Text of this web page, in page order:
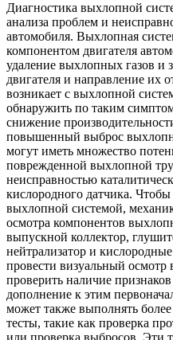
Диагностика выхлопной
анализа проблем и
автомобиля. Выхлопная
компонентом двигателя
удаление выхлопных газов и
двигателя и направление их
возникает с выхлопной
обнаружить по таким
снижение
повышенный выброс
могут иметь множество
поврежденной выхлопной
неисправностью
кислородного датчика.
выхлопной системой,
осмотра компонентов
выпускной коллектор,
нейтрализатор и
провести визуальный
проверить наличие
дополнение к этим
может также выполнять
тесты, такие как проверка